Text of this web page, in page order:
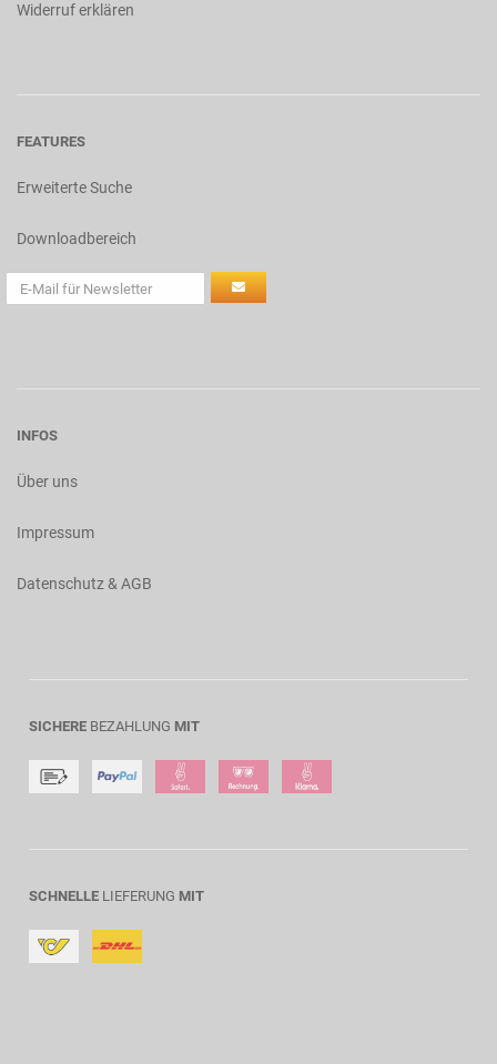
Widerruf erklären
FEATURES
Erweiterte Suche
Downloadbereich
INFOS
Über uns
Impressum
Datenschutz & AGB
SICHERE BEZAHLUNG MIT
SCHNELLE LIEFERUNG MIT